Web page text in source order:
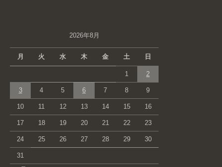
2026年8月
月 火 水 木 金 土 日
1 2
3 4 5 6 7 8 9
10 11 12 13 14 15 16
17 18 19 20 21 22 23
24 25 26 27 28 29 30
31